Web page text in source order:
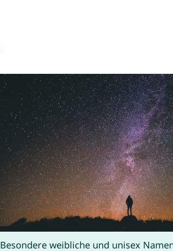
Besondere weibliche und unisex